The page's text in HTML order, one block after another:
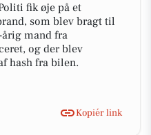
fik øje på et
som blev bragt til
mand fra
og der blev
hash fra bilen.
Kopiér link